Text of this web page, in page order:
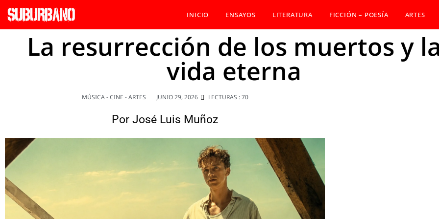
INICIO ENSAYOS LITERATURA FICCIÓN – POESÍA ARTES
La resurrección de los muertos y
vida eterna
MÚSICA - CINE - ARTES JUNIO 29, 2026 LECTURAS : 70
Por José Luis Muñoz